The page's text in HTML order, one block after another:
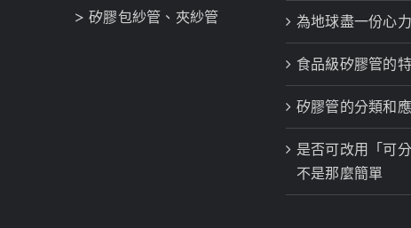
> 矽膠包紗管、夾紗管 為地球盡一份心
食品級矽膠管的
矽膠管的分類和
是否可改用「可
不是那麼簡單